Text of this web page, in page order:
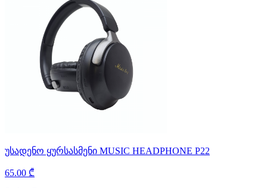
უსადენო ყურსასმენი MUSIC HEADPHONE P22
65.00 ₾